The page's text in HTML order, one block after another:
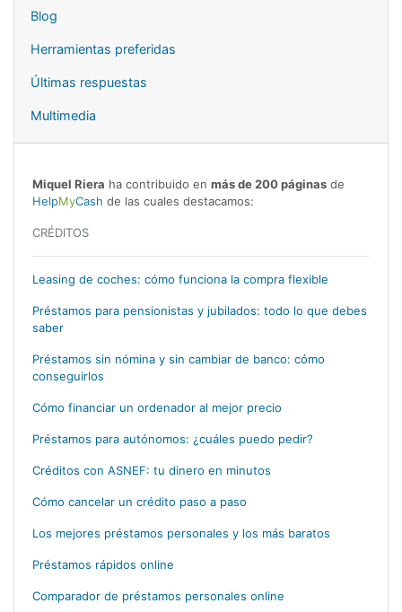
Blog
Herramientas preferidas
Últimas respuestas
Multimedia
Miquel Riera ha contribuido en más de 200 páginas de
HelpMyCash de las cuales destacamos:
CRÉDITOS
Leasing de coches: cómo funciona la compra flexible
Préstamos para pensionistas y jubilados: todo lo que debes
saber
Préstamos sin nómina y sin cambiar de banco: cómo
conseguirlos
Cómo financiar un ordenador al mejor precio
Préstamos para autónomos: ¿cuáles puedo pedir?
Créditos con ASNEF: tu dinero en minutos
Cómo cancelar un crédito paso a paso
Los mejores préstamos personales y los más baratos
Préstamos rápidos online
Comparador de préstamos personales online